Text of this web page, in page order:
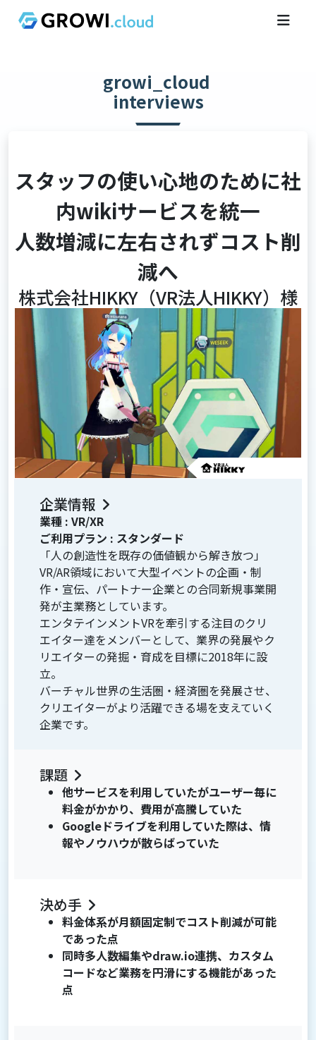
growi_cloud
interviews
スタッフの使い心地のために社
内wikiサービスを統一
人数増減に左右されずコスト削
減へ
株式会社HIKKY（VR法人HIKKY）様
企業情報
業種 : VR/XR
ご利用プラン : スタンダード
「人の創造性を既存の価値観から解き放つ」
VR/AR領域において大型イベントの企画・制
作・宣伝、パートナー企業との合同新規事業開
発が主業務としています。
エンタテインメントVRを牽引する注目のクリ
エイター達をメンバーとして、業界の発展やク
リエイターの発掘・育成を目標に2018年に設
立。
バーチャル世界の生活圏・経済圏を発展させ、
クリエイターがより活躍できる場を支えていく
企業です。
課題
他サービスを利用していたがユーザー毎に
料金がかかり、費用が高騰していた
Googleドライブを利用していた際は、情
報やノウハウが散らばっていた
決め手
料金体系が月額固定制でコスト削減が可能
であった点
同時多人数編集やdraw.io連携、カスタム
コードなど業務を円滑にする機能があった
点